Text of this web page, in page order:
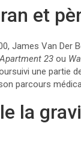
et
James Van Der
23 ou
une partie
parcours
la